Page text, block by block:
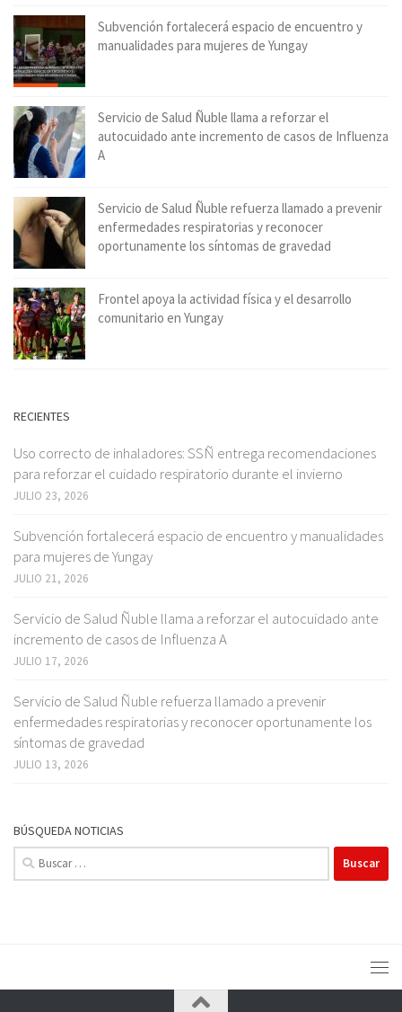
Subvención fortalecerá espacio de encuentro y
manualidades para mujeres de Yungay
Servicio de Salud Ñuble llama a reforzar el
autocuidado ante incremento de casos de Influenza
A
Servicio de Salud Ñuble refuerza llamado a prevenir
enfermedades respiratorias y reconocer
oportunamente los síntomas de gravedad
Frontel apoya la actividad física y el desarrollo
comunitario en Yungay
RECIENTES
Uso correcto de inhaladores: SSÑ entrega recomendaciones
para reforzar el cuidado respiratorio durante el invierno
JULIO 23, 2026
Subvención fortalecerá espacio de encuentro y manualidades
para mujeres de Yungay
JULIO 21, 2026
Servicio de Salud Ñuble llama a reforzar el autocuidado ante
incremento de casos de Influenza A
JULIO 17, 2026
Servicio de Salud Ñuble refuerza llamado a prevenir
enfermedades respiratorias y reconocer oportunamente los
síntomas de gravedad
JULIO 13, 2026
BÚSQUEDA NOTICIAS
Buscar: